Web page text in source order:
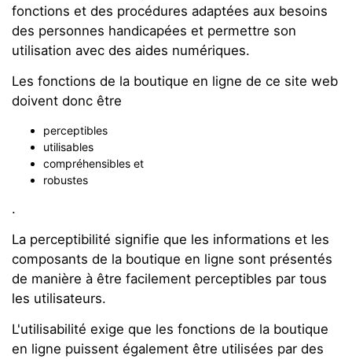
fonctions et des procédures adaptées aux besoins
des personnes handicapées et permettre son
utilisation avec des aides numériques.
Les fonctions de la boutique en ligne de ce site web
doivent donc être
perceptibles
utilisables
compréhensibles et
robustes
.
La perceptibilité signifie que les informations et les
composants de la boutique en ligne sont présentés
de manière à être facilement perceptibles par tous
les utilisateurs.
L'utilisabilité exige que les fonctions de la boutique
en ligne puissent également être utilisées par des